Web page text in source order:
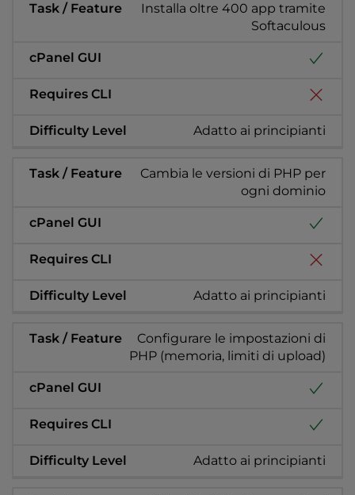
Installa oltre 400 app tramite
Softaculous
Adatto ai principianti
Cambia le versioni di PHP per
ogni dominio
Adatto ai principianti
Configurare le impostazioni di
PHP (memoria, limiti di upload)
Adatto ai principianti